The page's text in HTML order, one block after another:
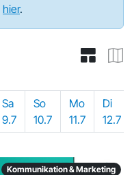
hier.
Sa
9.7
So
10.7
Mo
11.7
Di
12.7
Kommunikation & Marketing